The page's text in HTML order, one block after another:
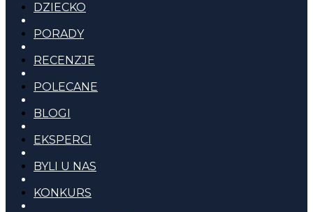
DZIECKO
PORADY
RECENZJE
POLECANE
BLOGI
EKSPERCI
BYLI U NAS
KONKURS